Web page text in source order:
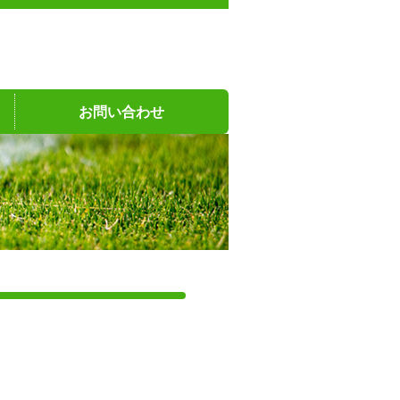
お問い合わせ